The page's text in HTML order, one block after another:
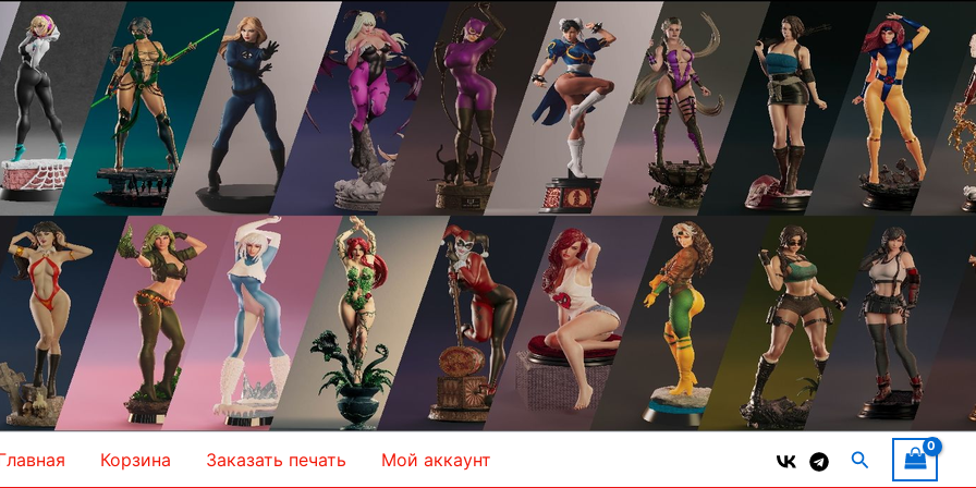
Корзина Заказать печать Мой аккаунт Поиск